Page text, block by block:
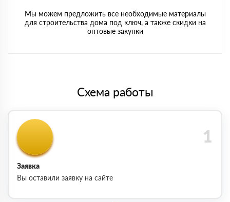
Мы можем предложить все необходимые материалы
для строительства дома под ключ, а также скидки на
оптовые закупки
Схема работы
Заявка
Вы оставили заявку на сайте